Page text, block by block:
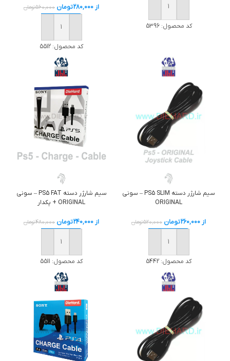
خرید
کد محصول:5396
از 280,000تومان 560,000تومان
خرید
کد محصول: 5512
سيم شارژر دسته PS5 SLIM – سوني
ORIGINAL
از 260,000تومان 520,000تومان
خرید
کد محصول: 5442
سيم شارژر دسته PS5 FAT – سوني
ORIGINAL + پکدار
از 240,000تومان 480,000تومان
خرید
کد محصول: 5511